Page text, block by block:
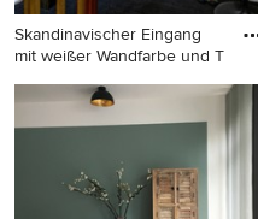
Skandinavischer Eingang
mit weißer Wandfarbe und T
Skandinavischer Eingang mit
weißer Wandfarbe und
Kopenhagen